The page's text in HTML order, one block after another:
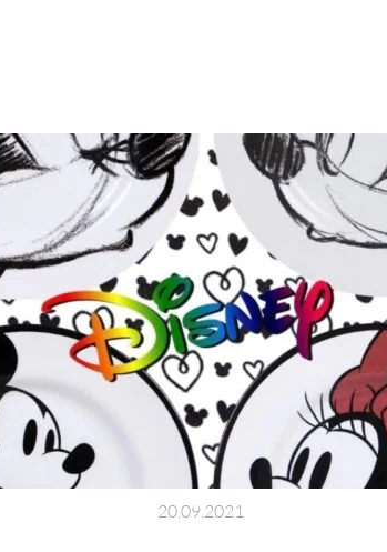
20.09.2021